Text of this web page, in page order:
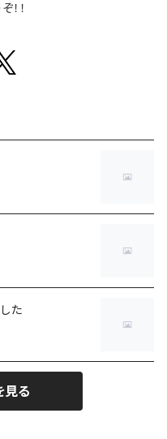
！！
た
見る